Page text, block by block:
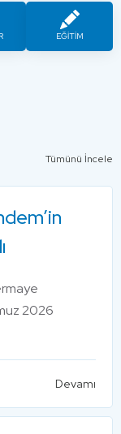
EĞİTİM
Tümünü İncele
2026
Devamı